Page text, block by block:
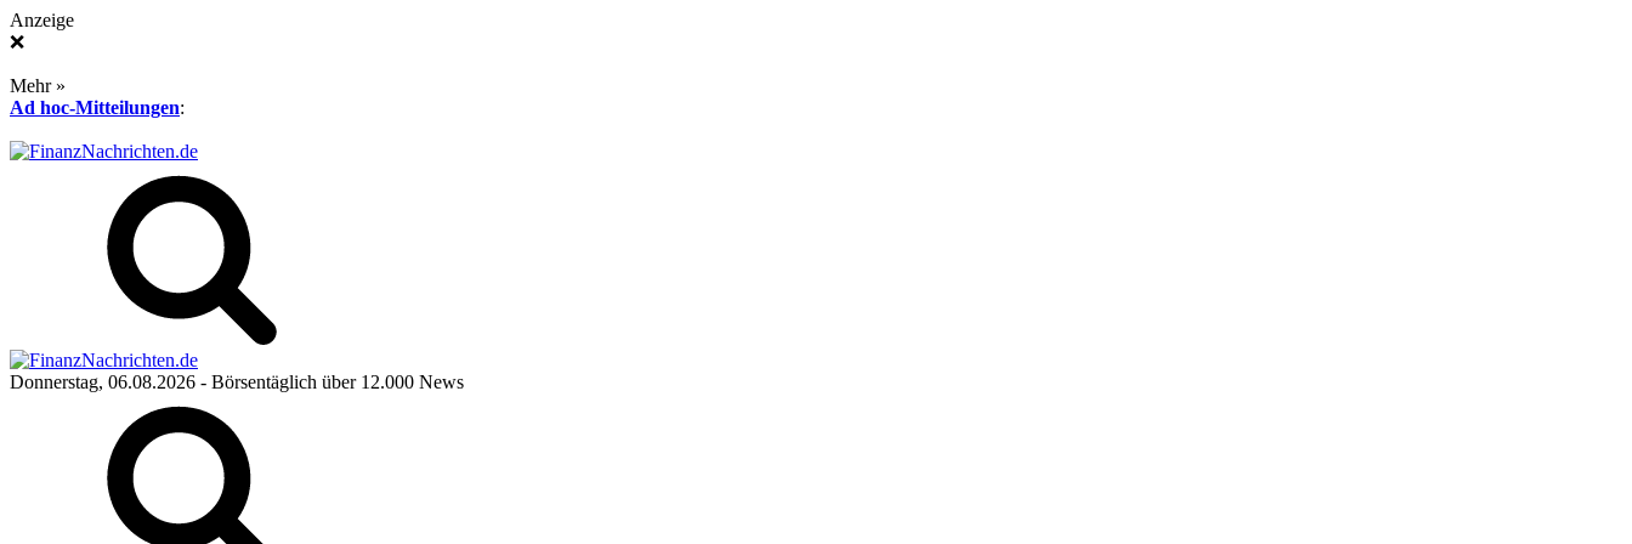
Anzeige
❌
Mehr »
Ad hoc-Mitteilungen:
Donnerstag, 06.08.2026 - Börsentäglich über 12.000 News